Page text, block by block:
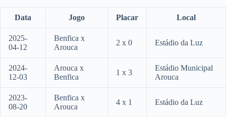
Data Jogo Placar Local
2025-
04-12
Benfica x
Arouca
2 x 0 Estádio da Luz
2024-
12-03
Arouca x
Benfica
1 x 3
Estádio Municipal
Arouca
2023-
08-20
Benfica x
Arouca
4 x 1 Estádio da Luz